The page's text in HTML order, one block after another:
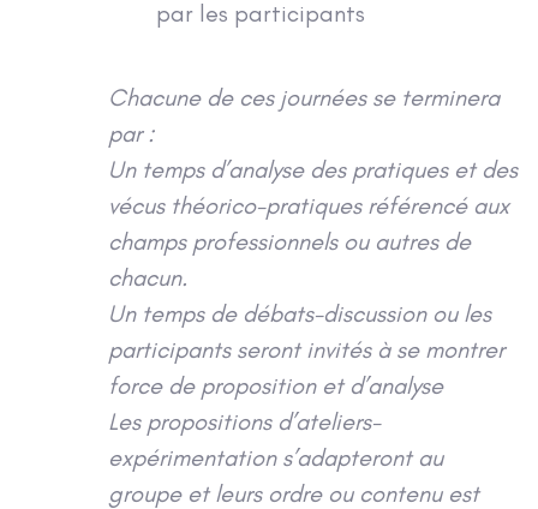
par les participants
Chacune de ces journées se terminera
par :
Un temps d’analyse des pratiques et des
vécus théorico-pratiques référencé aux
champs professionnels ou autres de
chacun.
Un temps de débats-discussion ou les
participants seront invités à se montrer
force de proposition et d’analyse
Les propositions d’ateliers-
expérimentation s’adapteront au
groupe et leurs ordre ou contenu est